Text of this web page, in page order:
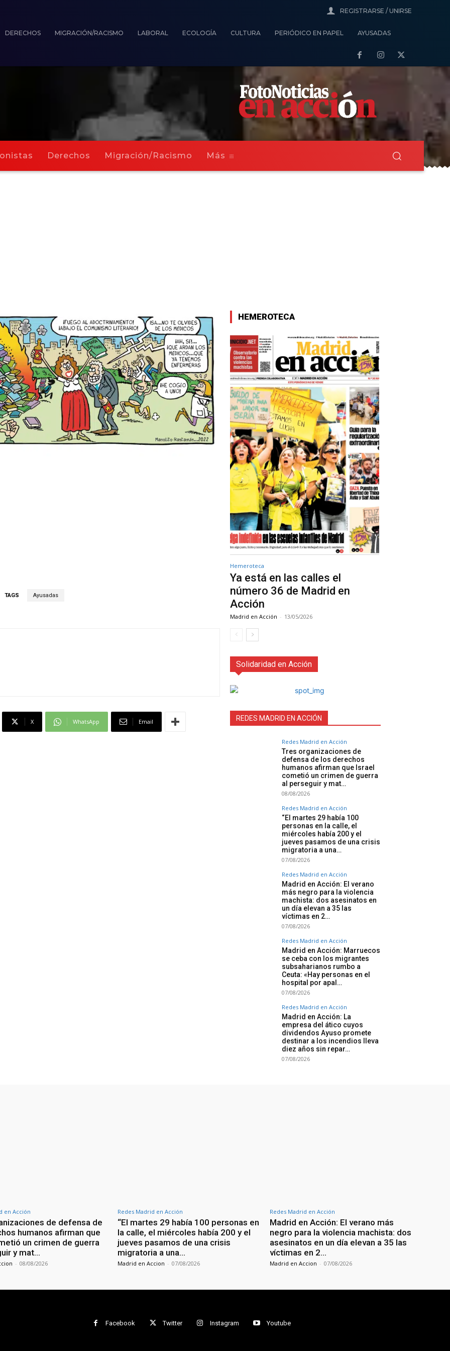
REGISTRARSE / UNIRSE
DERECHOS MIGRACIÓN/RACISMO LABORAL ECOLOGÍA CULTURA PERIÓDICO EN PAPEL AYUSADAS
Derechos Migración/Racismo Más
TAGS Ayusadas
X WhatsApp Email
HEMEROTECA
Hemeroteca
Ya está en las calles el
número 36 de Madrid en
Acción
Madrid en Acción - 13/05/2026
Solidaridad en Acción
REDES MADRID EN ACCIÓN
Redes Madrid en Acción
Tres organizaciones de
defensa de los derechos
humanos afirman que Israel
cometió un crimen de guerra
al perseguir y mat…
08/08/2026
Redes Madrid en Acción
“El martes 29 había 100
personas en la calle, el
miércoles había 200 y el
jueves pasamos de una crisis
migratoria a una…
07/08/2026
Redes Madrid en Acción
Madrid en Acción: El verano
más negro para la violencia
machista: dos asesinatos en
un día elevan a 35 las
víctimas en 2…
07/08/2026
Redes Madrid en Acción
Madrid en Acción: Marruecos
se ceba con los migrantes
subsaharianos rumbo a
Ceuta: «Hay personas en el
hospital por apal…
07/08/2026
Redes Madrid en Acción
Madrid en Acción: La
empresa del ático cuyos
dividendos Ayuso promete
destinar a los incendios lleva
diez años sin repar…
07/08/2026
en Acción
de defensa de
humanos afirman que
un crimen de guerra
y mat…
- 08/08/2026
Redes Madrid en Acción
“El martes 29 había 100 personas en
la calle, el miércoles había 200 y el
jueves pasamos de una crisis
migratoria a una…
Madrid en Accion - 07/08/2026
Redes Madrid en Acción
Madrid en Acción: El verano más
negro para la violencia machista: dos
asesinatos en un día elevan a 35 las
víctimas en 2…
Madrid en Accion - 07/08/2026
Facebook Twitter Instagram Youtube